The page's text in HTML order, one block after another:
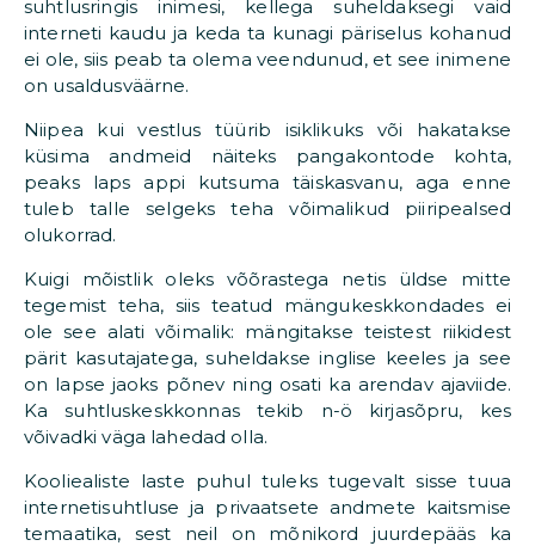
suhtlusringis inimesi, kellega suheldaksegi vaid
interneti kaudu ja keda ta kunagi päriselus kohanud
ei ole, siis peab ta olema veendunud, et see inimene
on usaldusväärne.
Niipea kui vestlus tüürib isiklikuks või hakatakse
küsima andmeid näiteks pangakontode kohta,
peaks laps appi kutsuma täiskasvanu, aga enne
tuleb talle selgeks teha võimalikud piiripealsed
olukorrad.
Kuigi mõistlik oleks võõrastega netis üldse mitte
tegemist teha, siis teatud mängukeskkondades ei
ole see alati võimalik: mängitakse teistest riikidest
pärit kasutajatega, suheldakse inglise keeles ja see
on lapse jaoks põnev ning osati ka arendav ajaviide.
Ka suhtluskeskkonnas tekib n-ö kirjasõpru, kes
võivadki väga lahedad olla.
Kooliealiste laste puhul tuleks tugevalt sisse tuua
internetisuhtluse ja privaatsete andmete kaitsmise
temaatika, sest neil on mõnikord juurdepääs ka